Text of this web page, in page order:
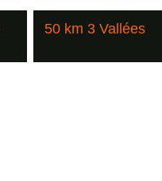
50 km 3 Vallées